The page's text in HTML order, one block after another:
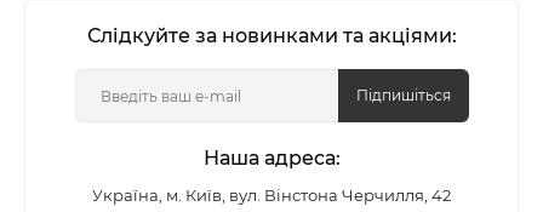
Слідкуйте за новинками та акціями:
Підпишіться
Наша адреса:
Україна, м. Київ, вул. Вінстона Черчилля, 42